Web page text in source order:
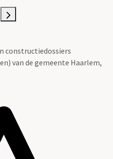
constructiedossiers
van de gemeente Haarlem,